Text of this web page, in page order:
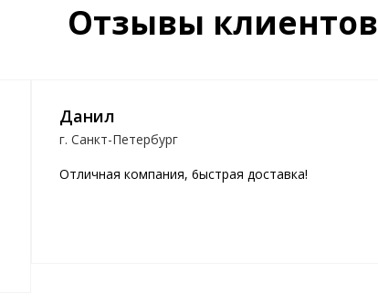
Отзывы клиентов
Данил
г. Санкт-Петербург
Отличная компания, 6ыстрая доставка!